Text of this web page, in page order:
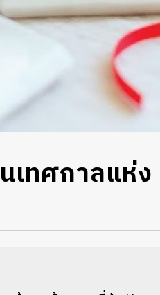
เทศกาลแห่ง